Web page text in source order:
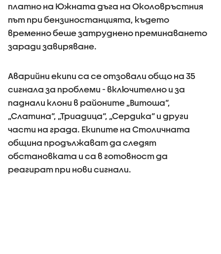
платно на Южната дъга на Околовръстния
път при бензиностанцията, където
временно беше затруднено преминаването
заради завиряване.
Аварийни екипи са се отзовали общо на 35
сигнала за проблеми - включително и за
паднали клони в районите „Витоша“,
„Слатина“, „Триадица“, „Сердика“ и други
части на града. Екипите на Столичната
община продължават да следят
обстановката и са в готовност да
реагират при нови сигнали.